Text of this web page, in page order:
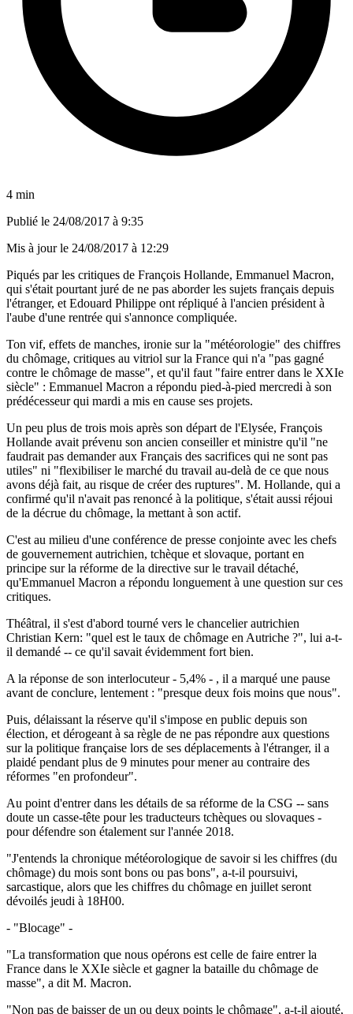
4 min
Publié le 24/08/2017 à 9:35
Mis à jour le 24/08/2017 à 12:29
Piqués par les critiques de François Hollande, Emmanuel Macron,
qui s'était pourtant juré de ne pas aborder les sujets français depuis
l'étranger, et Edouard Philippe ont répliqué à l'ancien président à
l'aube d'une rentrée qui s'annonce compliquée.
Ton vif, effets de manches, ironie sur la "météorologie" des chiffres
du chômage, critiques au vitriol sur la France qui n'a "pas gagné
contre le chômage de masse", et qu'il faut "faire entrer dans le XXIe
siècle" : Emmanuel Macron a répondu pied-à-pied mercredi à son
prédécesseur qui mardi a mis en cause ses projets.
Un peu plus de trois mois après son départ de l'Elysée, François
Hollande avait prévenu son ancien conseiller et ministre qu'il "ne
faudrait pas demander aux Français des sacrifices qui ne sont pas
utiles" ni "flexibiliser le marché du travail au-delà de ce que nous
avons déjà fait, au risque de créer des ruptures". M. Hollande, qui a
confirmé qu'il n'avait pas renoncé à la politique, s'était aussi réjoui
de la décrue du chômage, la mettant à son actif.
C'est au milieu d'une conférence de presse conjointe avec les chefs
de gouvernement autrichien, tchèque et slovaque, portant en
principe sur la réforme de la directive sur le travail détaché,
qu'Emmanuel Macron a répondu longuement à une question sur ces
critiques.
Théâtral, il s'est d'abord tourné vers le chancelier autrichien
Christian Kern: "quel est le taux de chômage en Autriche ?", lui a-t-
il demandé -- ce qu'il savait évidemment fort bien.
A la réponse de son interlocuteur - 5,4% - , il a marqué une pause
avant de conclure, lentement : "presque deux fois moins que nous".
Puis, délaissant la réserve qu'il s'impose en public depuis son
élection, et dérogeant à sa règle de ne pas répondre aux questions
sur la politique française lors de ses déplacements à l'étranger, il a
plaidé pendant plus de 9 minutes pour mener au contraire des
réformes "en profondeur".
Au point d'entrer dans les détails de sa réforme de la CSG -- sans
doute un casse-tête pour les traducteurs tchèques ou slovaques -
pour défendre son étalement sur l'année 2018.
"J'entends la chronique météorologique de savoir si les chiffres (du
chômage) du mois sont bons ou pas bons", a-t-il poursuivi,
sarcastique, alors que les chiffres du chômage en juillet seront
dévoilés jeudi à 18H00.
- "Blocage" -
"La transformation que nous opérons est celle de faire entrer la
France dans le XXIe siècle et gagner la bataille du chômage de
masse", a dit M. Macron.
"Non pas de baisser de un ou deux points le chômage", a-t-il ajouté,